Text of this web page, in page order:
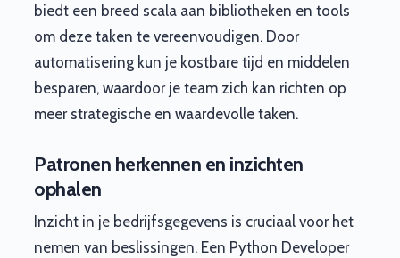
biedt een breed scala aan bibliotheken en tools
om deze taken te vereenvoudigen. Door
automatisering kun je kostbare tijd en middelen
besparen, waardoor je team zich kan richten op
meer strategische en waardevolle taken.
Patronen herkennen en inzichten
ophalen
Inzicht in je bedrijfsgegevens is cruciaal voor het
nemen van beslissingen. Een Python Developer